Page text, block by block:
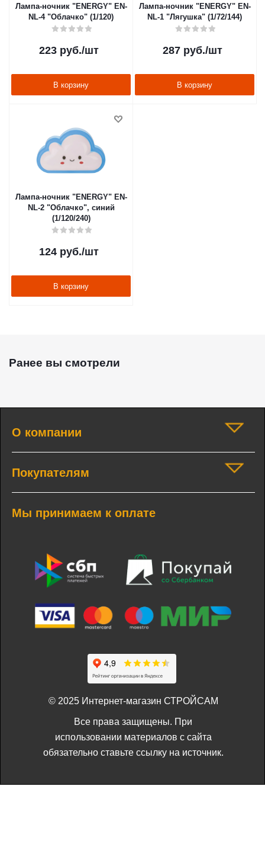
Лампа-ночник "ENERGY" EN-
NL-4 "Облачко" (1/120)
223 руб./шт
В корзину
Лампа-ночник "ENERGY" EN-
NL-1 "Лягушка" (1/72/144)
287 руб./шт
В корзину
Лампа-ночник "ENERGY" EN-
NL-2 "Облачко", синий
(1/120/240)
124 руб./шт
В корзину
Ранее вы смотрели
О компании
Покупателям
Мы принимаем к оплате
© 2025 Интернет-магазин СТРОЙСАМ
Все права защищены. При
использовании материалов с сайта
обязательно ставьте ссылку на источник.